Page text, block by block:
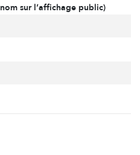
sur l’affichage public)